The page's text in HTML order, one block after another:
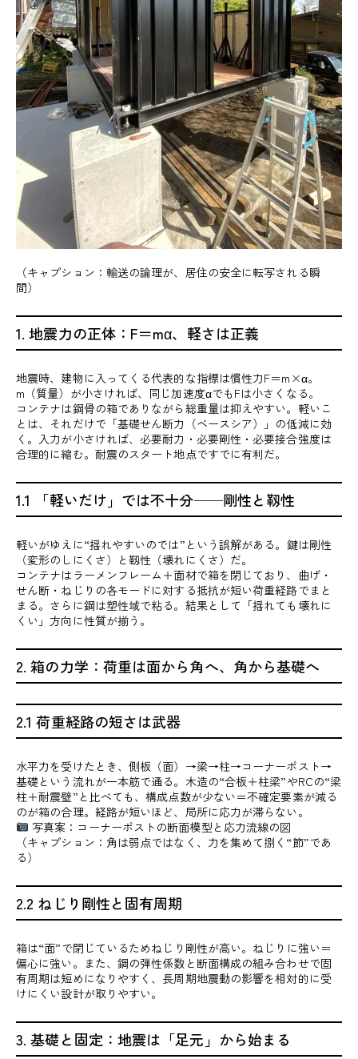
（キャプション：輸送の論理が、居住の安全に転写される瞬
間）
1. 地震力の正体：F＝mα、軽さは正義
地震時、建物に入ってくる代表的な指標は慣性力F＝m×α。
m（質量）が小さければ、同じ加速度αでもFは小さくなる。
コンテナは鋼骨の箱でありながら総重量は抑えやすい。軽いこ
とは、それだけで「基礎せん断力（ベースシア）」の低減に効
く。入力が小さければ、必要耐力・必要剛性・必要接合強度は
合理的に縮む。耐震のスタート地点ですでに有利だ。
1.1 「軽いだけ」では不十分──剛性と靱性
軽いがゆえに“揺れやすいのでは”という誤解がある。鍵は剛性
（変形のしにくさ）と靱性（壊れにくさ）だ。
コンテナはラーメンフレーム＋面材で箱を閉じており、曲げ・
せん断・ねじりの各モードに対する抵抗が短い荷重経路でまと
まる。さらに鋼は塑性域で粘る。結果として「揺れても壊れに
くい」方向に性質が揃う。
2. 箱の力学：荷重は面から角へ、角から基礎へ
2.1 荷重経路の短さは武器
水平力を受けたとき、側板（面）→梁→柱→コーナーポスト→
基礎という流れが一本筋で通る。木造の“合板＋柱梁”やRCの“梁
柱＋耐震壁”と比べても、構成点数が少ない＝不確定要素が減る
のが箱の合理。経路が短いほど、局所に応力が滞らない。
写真案：コーナーポストの断面模型と応力流線の図
（キャプション：角は弱点ではなく、力を集めて捌く“節”であ
る）
2.2 ねじり剛性と固有周期
箱は“面”で閉じているためねじり剛性が高い。ねじりに強い＝
偏心に強い。また、鋼の弾性係数と断面構成の組み合わせで固
有周期は短めになりやすく、長周期地震動の影響を相対的に受
けにくい設計が取りやすい。
3. 基礎と固定：地震は「足元」から始まる